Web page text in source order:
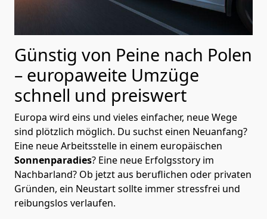
Günstig von Peine nach Polen
– europaweite Umzüge
schnell und preiswert
Europa wird eins und vieles einfacher, neue Wege
sind plötzlich möglich. Du suchst einen Neuanfang?
Eine neue Arbeitsstelle in einem europäischen
Sonnenparadies? Eine neue Erfolgsstory im
Nachbarland? Ob jetzt aus beruflichen oder privaten
Gründen, ein Neustart sollte immer stressfrei und
reibungslos verlaufen.